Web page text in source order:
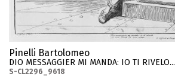
Pinelli Bartolomeo
DIO MESSAGGIER MI MANDA: IO TI RIVELO...
S-CL2296_9618